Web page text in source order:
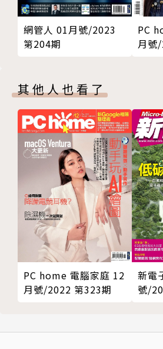
網管人 01月號/2023
第204期
PC
月號
其他人也看了
PC home 電腦家庭 12
月號/2022 第323期
新電
號/